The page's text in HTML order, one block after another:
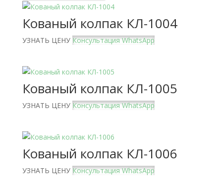
Кованый колпак КЛ-1004
УЗНАТЬ ЦЕНУ Консультация WhatsApp
Кованый колпак КЛ-1005
УЗНАТЬ ЦЕНУ Консультация WhatsApp
Кованый колпак КЛ-1006
УЗНАТЬ ЦЕНУ Консультация WhatsApp